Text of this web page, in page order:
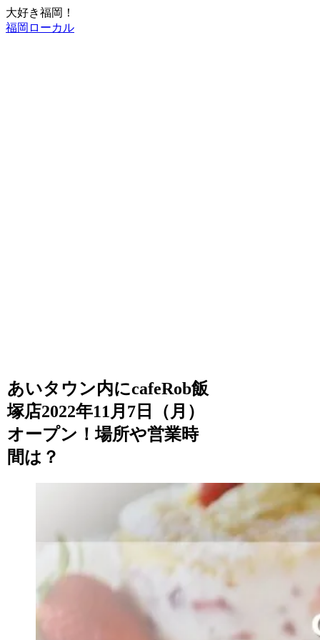
大好き福岡！
福岡ローカル
あいタウン内にcafeRob飯
塚店2022年11月7日（月）
オープン！場所や営業時
間は？